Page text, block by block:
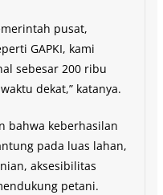
pusat,
GAPKI, kami
sebesar 200 ribu
dekat,” katanya.
bahwa keberhasilan
pada luas lahan,
aksesibilitas
petani.